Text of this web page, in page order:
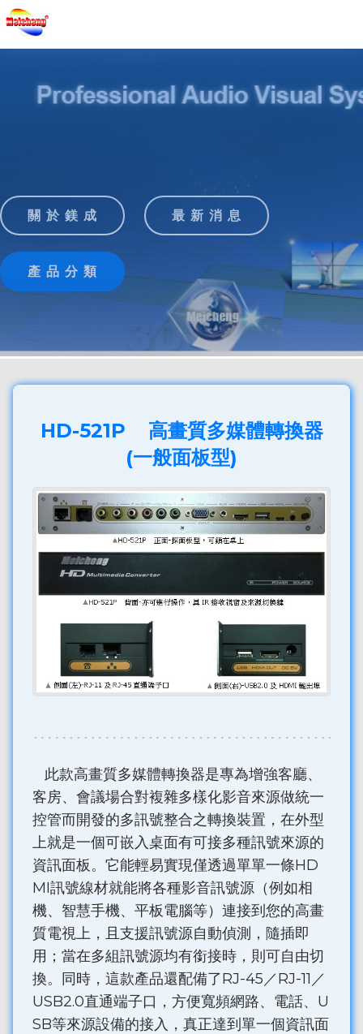
關 於 鎂 成 最 新 消 息
產 品 分 類
HD-521P 高畫質多媒體轉換器
(一般面板型)
此款高畫質多媒體轉換器是專為增強客廳、
客房、會議場合對複雜多樣化影音來源做統一
控管而開發的多訊號整合之轉換裝置，在外型
上就是一個可嵌入桌面有可接多種訊號來源的
資訊面板。它能輕易實現僅透過單單一條HD
MI訊號線材就能將各種影音訊號源（例如相
機、智慧手機、平板電腦等）連接到您的高畫
質電視上，且支援訊號源自動偵測，隨插即
用；當在多組訊號源均有銜接時，則可自由切
換。同時，這款產品還配備了RJ-45／RJ-11／
USB2.0直通端子口，方便寬頻網路、電話、U
SB等來源設備的接入，真正達到單一個資訊面